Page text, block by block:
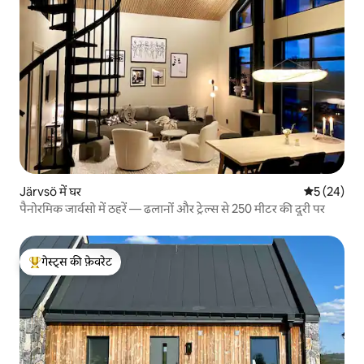
Järvsö में घर औसत रेटिंग
5 (24)
पैनोरमिक जार्वसो में ठहरें — ढलानों और ट्रेल्स से 250 मीटर की दूरी पर
गेस्ट्स का टॉप फ़ेवरेट
गेस्ट्स की फ़ेवरेट